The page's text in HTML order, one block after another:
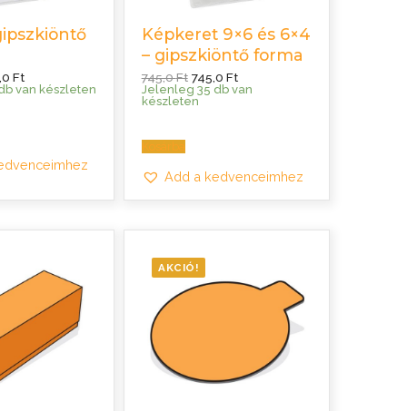
FtCurrent
price
van készleten
Képkeret 9×6 és 6×4
– gipszkiöntő forma
745,0Ft Original
price
was:
745,0 FtCurrent
price
Jelenleg 35 db van
készleten
Add a kedvenceimhez
AKCIÓ!